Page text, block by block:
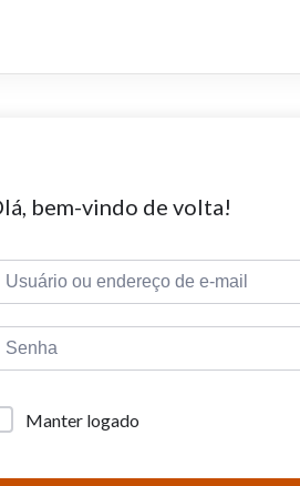
bem-vindo de volta!
Manter logado